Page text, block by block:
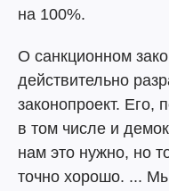
на 100%.
О санкционном
действительно
законопроект. Его,
в том числе и
нам это нужно, но
точно хорошо. ...